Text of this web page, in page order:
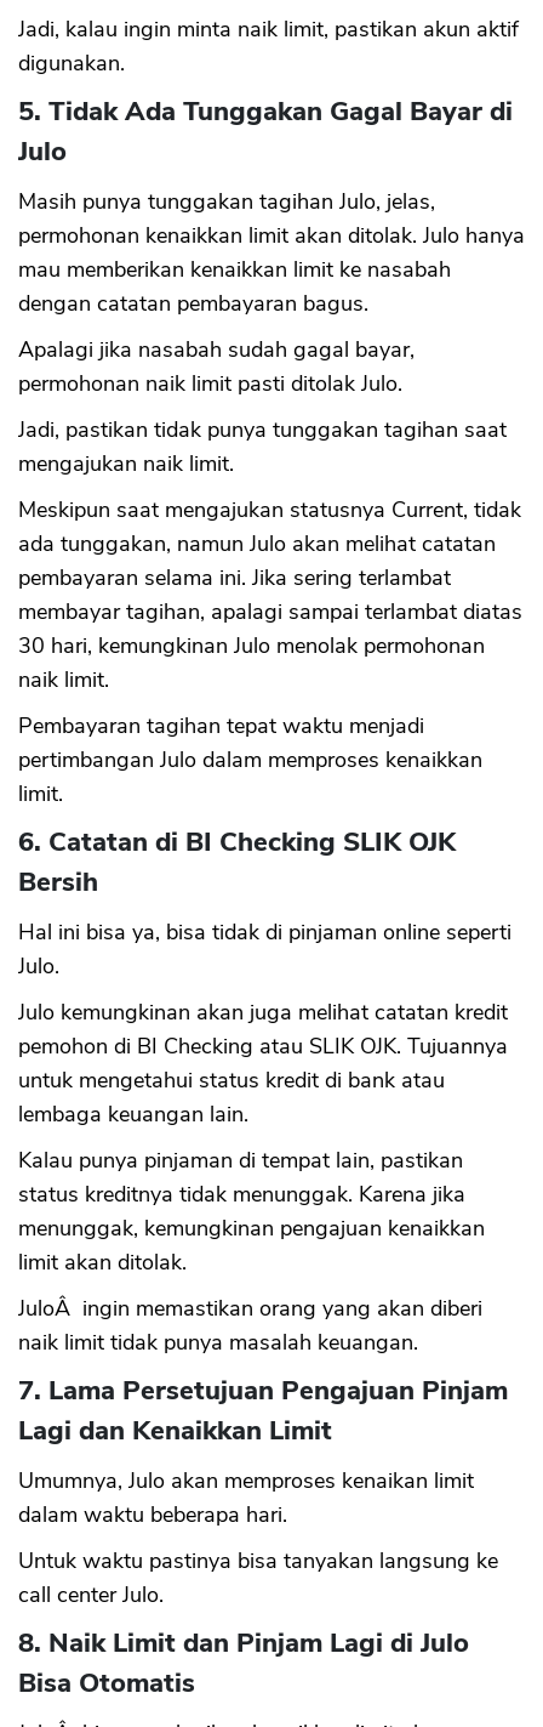
Jadi, kalau ingin minta naik limit, pastikan akun aktif
digunakan.
5. Tidak Ada Tunggakan Gagal Bayar di
Julo
Masih punya tunggakan tagihan Julo, jelas,
permohonan kenaikkan limit akan ditolak. Julo hanya
mau memberikan kenaikkan limit ke nasabah
dengan catatan pembayaran bagus.
Apalagi jika nasabah sudah gagal bayar,
permohonan naik limit pasti ditolak Julo.
Jadi, pastikan tidak punya tunggakan tagihan saat
mengajukan naik limit.
Meskipun saat mengajukan statusnya Current, tidak
ada tunggakan, namun Julo akan melihat catatan
pembayaran selama ini. Jika sering terlambat
membayar tagihan, apalagi sampai terlambat diatas
30 hari, kemungkinan Julo menolak permohonan
naik limit.
Pembayaran tagihan tepat waktu menjadi
pertimbangan Julo dalam memproses kenaikkan
limit.
6. Catatan di BI Checking SLIK OJK
Bersih
Hal ini bisa ya, bisa tidak di pinjaman online seperti
Julo.
Julo kemungkinan akan juga melihat catatan kredit
pemohon di BI Checking atau SLIK OJK. Tujuannya
untuk mengetahui status kredit di bank atau
lembaga keuangan lain.
Kalau punya pinjaman di tempat lain, pastikan
status kreditnya tidak menunggak. Karena jika
menunggak, kemungkinan pengajuan kenaikkan
limit akan ditolak.
JuloÂ ingin memastikan orang yang akan diberi
naik limit tidak punya masalah keuangan.
7. Lama Persetujuan Pengajuan Pinjam
Lagi dan Kenaikkan Limit
Umumnya, Julo akan memproses kenaikan limit
dalam waktu beberapa hari.
Untuk waktu pastinya bisa tanyakan langsung ke
call center Julo.
8. Naik Limit dan Pinjam Lagi di Julo
Bisa Otomatis